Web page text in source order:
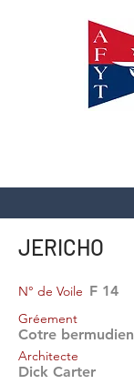
JERICHO
F 14
N° de Voile
Gréement
Cotre bermudien
Architecte
Dick Carter